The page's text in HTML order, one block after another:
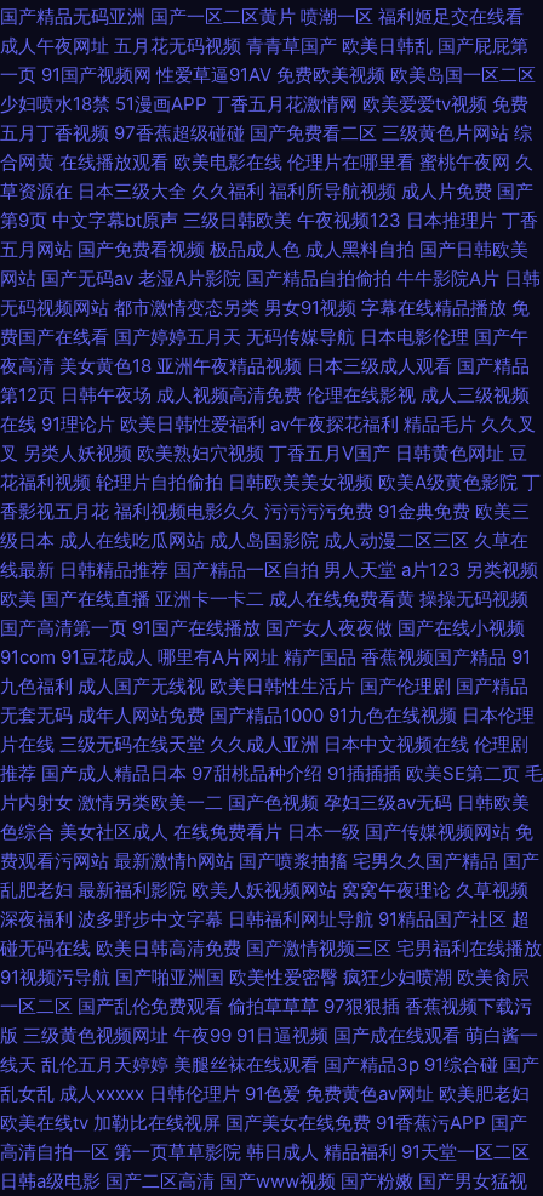
人人 91后入极品jK 久久大香蕉物业 亚洲天堂色网站
国产精品无码亚洲 国产一区二区黄片 喷潮一区 福利姬足交在线看
成人午夜网址 五月花无码视频 青青草国产 欧美日韩乱 国产屁屁第
一页 91国产视频网 性爱草逼91AV 免费欧美视频 欧美岛国一区二区
少妇喷水18禁 51漫画APP 丁香五月花激情网 欧美爱爱tv视频 免费
五月丁香视频 97香蕉超级碰碰 国产免费看二区 三级黄色片网站 综
合网黄 在线播放观看 欧美电影在线 伦理片在哪里看 蜜桃午夜网 久
草资源在 日本三级大全 久久福利 福利所导航视频 成人片免费 国产
第9页 中文字幕bt原声 三级日韩欧美 午夜视频123 日本推理片 丁香
五月网站 国产免费看视频 极品成人色 成人黑料自拍 国产日韩欧美
网站 国产无码av 老湿A片影院 国产精品自拍偷拍 牛牛影院A片 日韩
无码视频网站 都市激情变态另类 男女91视频 字幕在线精品播放 免
费国产在线看 国产婷婷五月天 无码传媒导航 日本电影伦理 国产午
夜高清 美女黄色18 亚洲午夜精品视频 日本三级成人观看 国产精品
第12页 日韩午夜场 成人视频高清免费 伦理在线影视 成人三级视频
在线 91理论片 欧美日韩性爱福利 av午夜探花福利 精品毛片 久久叉
叉 另类人妖视频 欧美熟妇穴视频 丁香五月V国产 日韩黄色网址 豆
花福利视频 轮理片自拍偷拍 日韩欧美美女视频 欧美A级黄色影院 丁
香影视五月花 福利视频电影久久 污污污污免费 91金典免费 欧美三
级日本 成人在线吃瓜网站 成人岛国影院 成人动漫二区三区 久草在
线最新 日韩精品推荐 国产精品一区自拍 男人天堂 a片123 另类视频
欧美 国产在线直播 亚洲卡一卡二 成人在线免费看黄 操操无码视频
国产高清第一页 91国产在线播放 国产女人夜夜做 国产在线小视频
91com 91豆花成人 哪里有A片网址 精产国品 香蕉视频国产精品 91
九色福利 成人国产无线视 欧美日韩性生活片 国产伦理剧 国产精品
无套无码 成年人网站免费 国产精品1000 91九色在线视频 日本伦理
片在线 三级无码在线天堂 久久成人亚洲 日本中文视频在线 伦理剧
推荐 国产成人精品日本 97甜桃品种介绍 91插插插 欧美SE第二页 毛
片内射女 激情另类欧美一二 国产色视频 孕妇三级av无码 日韩欧美
色综合 美女社区成人 在线免费看片 日本一级 国产传媒视频网站 免
费观看污网站 最新激情h网站 国产喷浆抽搐 宅男久久国产精品 国产
乱肥老妇 最新福利影院 欧美人妖视频网站 窝窝午夜理论 久草视频
深夜福利 波多野步中文字幕 日韩福利网址导航 91精品国产社区 超
碰无码在线 欧美日韩高清免费 国产激情视频三区 宅男福利在线播放
91视频污导航 国产啪亚洲国 欧美性爱密臀 疯狂少妇喷潮 欧美肏屄
一区二区 国产乱伦免费观看 偷拍草草草 97狠狠插 香蕉视频下载污
版 三级黄色视频网址 午夜99 91日逼视频 国产成在线观看 萌白酱一
线天 乱伦五月天婷婷 美腿丝袜在线观看 国产精品3p 91综合碰 国产
乱女乱 成人xxxxx 日韩伦理片 91色爱 免费黄色av网址 欧美肥老妇
欧美在线tv 加勒比在线视屏 国产美女在线免费 91香蕉污APP 国产
高清自拍一区 第一页草草影院 韩日成人 精品福利 91天堂一区二区
日韩a级电影 国产二区高清 国产www视频 国产粉嫩 国产男女猛视